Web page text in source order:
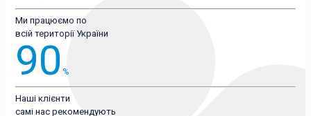
Ми працюємо по
всій території України
90 %
Наші клієнти
самі нас рекомендують